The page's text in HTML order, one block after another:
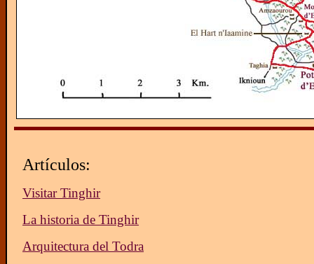
Artículos:
Visitar Tinghir
La historia de Tinghir
Arquitectura del Todra